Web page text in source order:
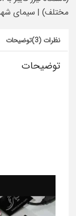
مختلف) |‌ سیمای
توضیحات نظرات (3)
توضیحات